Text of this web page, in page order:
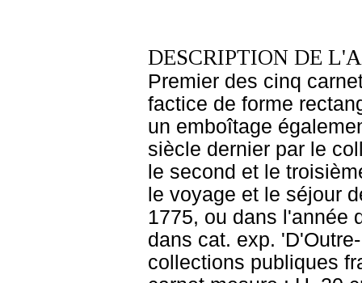
DESCRIPTION DE
Premier des cinq
factice de forme
un emboîtage
siècle dernier par le
le second et le
le voyage et le séjour
1775, ou dans l'année
dans cat. exp.
collections publiques